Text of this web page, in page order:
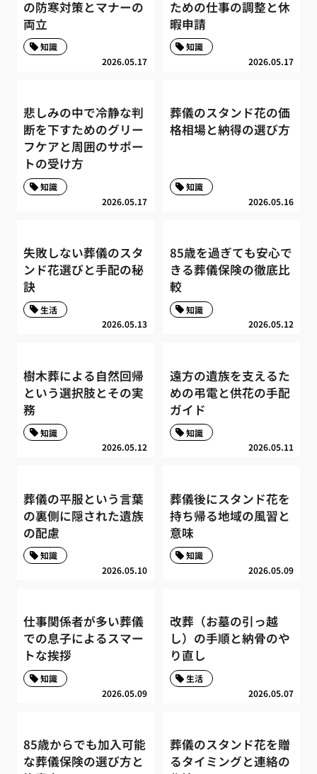
の防寒対策とマナーの
両立
2026.05.17
知識
ための仕事の調整と休
暇申請
2026.05.17
知識
悲しみの中で冷静な判
断を下すためのグリー
フケアと周囲のサポー
トの受け方
2026.05.17
知識
葬儀のスタンド花の価
格相場と納得の選び方
2026.05.16
知識
失敗しない葬儀のスタ
ンド花選びと手配の秘
訣
2026.05.13
生活
85歳を過ぎても安心で
きる葬儀保険の徹底比
較
2026.05.12
知識
樹木葬による自然回帰
という選択肢とその実
務
2026.05.12
知識
遠方の遺族を支えるた
めの弔電と供花の手配
ガイド
2026.05.11
知識
葬儀の平服という言葉
の裏側に隠された遺族
の配慮
2026.05.10
知識
葬儀後にスタンド花を
持ち帰る地域の風習と
意味
2026.05.09
知識
仕事関係者が多い葬儀
での息子によるスマー
トな挨拶
2026.05.09
知識
改葬（お墓の引っ越
し）の手順と納骨のや
り直し
2026.05.07
生活
85歳からでも加入可能
な葬儀保険の選び方と
葬儀のスタンド花を贈
るタイミングと連絡の